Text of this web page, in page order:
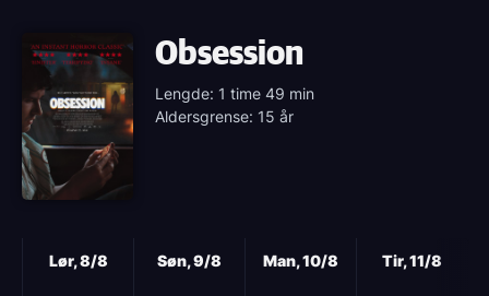
Obsession
Lengde: 1 time 49 min
Aldersgrense: 15 år
Lør, 8/8 Søn, 9/8 Man, 10/8 Tir, 11/8